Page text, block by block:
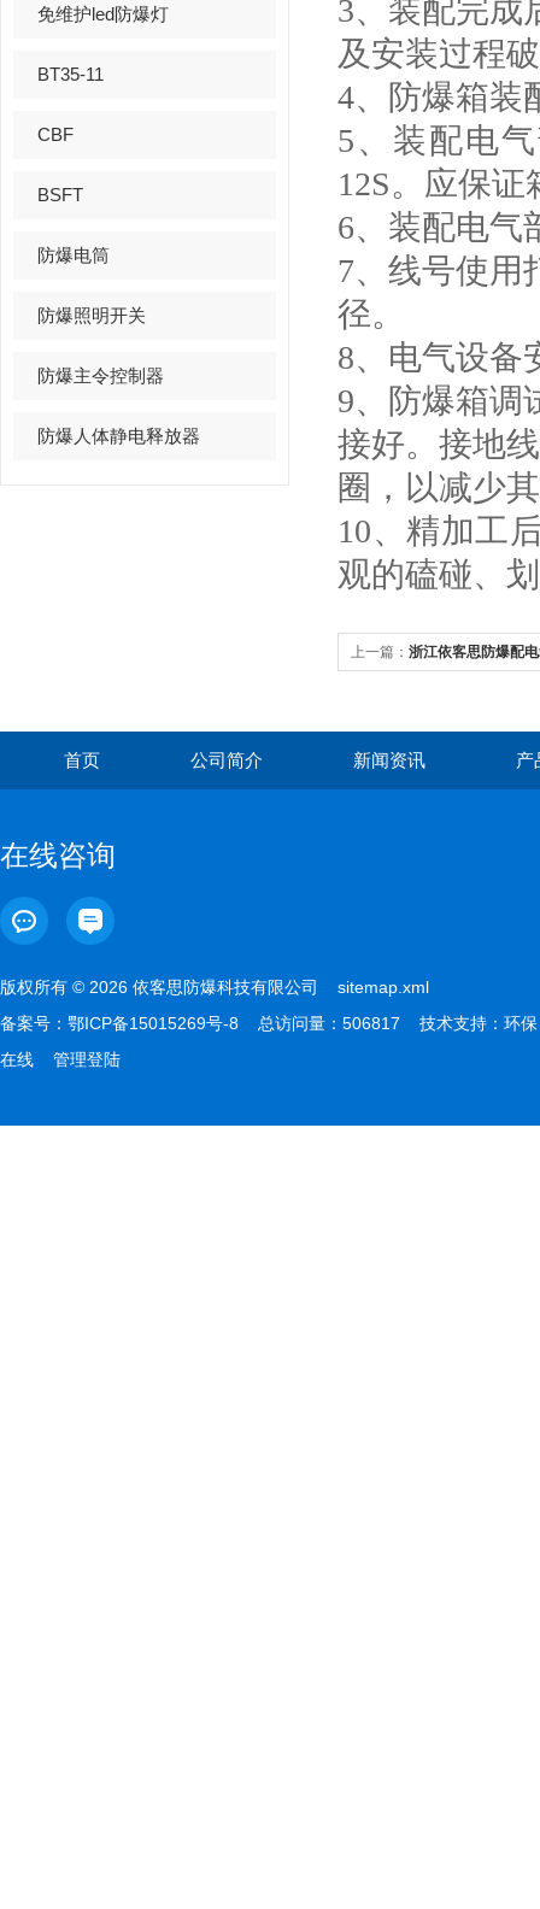
免维护led防爆灯
BT35-11
CBF
BSFT
防爆电筒
防爆照明开关
防爆主令控制器
防爆人体静电释放器
3、装配完成
及安装过程
4、防爆箱装
5、装配电
12S。应保
6、装配电气
7、线号使用
径。
8、电气设备
9、防爆箱调
接好。接地
圈，以减少
10、精加工
观的磕碰、
上一篇： 浙江依客思防爆配
首页 公司简介 新闻资讯 产
在线咨询
版权所有 © 2026 依客思防爆科技有限公司 sitemap.xml
备案号： 鄂ICP备15015269号-8 总访问量：506817 技术支持： 环保
在线
管理登陆